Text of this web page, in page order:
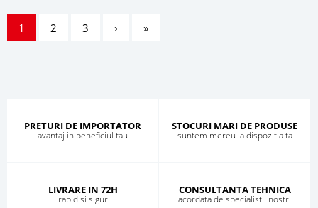
1 2 3 › »
PRETURI DE IMPORTATOR
avantaj in beneficiul tau
STOCURI MARI DE PRODUSE
suntem mereu la dispozitia ta
LIVRARE IN 72H
rapid si sigur
CONSULTANTA TEHNICA
acordata de specialistii nostri